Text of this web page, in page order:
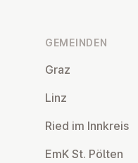
GEMEINDEN
Graz
Linz
Ried im Innkreis
EmK St. Pölten